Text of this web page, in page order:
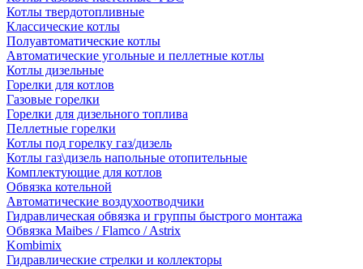
Котлы твердотопливные
Классические котлы
Полуавтоматические котлы
Автоматические угольные и пеллетные котлы
Котлы дизельные
Горелки для котлов
Газовые горелки
Горелки для дизельного топлива
Пеллетные горелки
Котлы под горелку газ/дизель
Котлы газ\дизель напольные отопительные
Комплектующие для котлов
Обвязка котельной
Автоматические воздухоотводчики
Гидравлическая обвязка и группы быстрого монтажа
Обвязка Maibes / Flamco / Astrix
Kombimix
Гидравлические стрелки и коллекторы